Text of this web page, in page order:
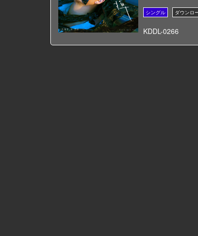
KDDL-0266